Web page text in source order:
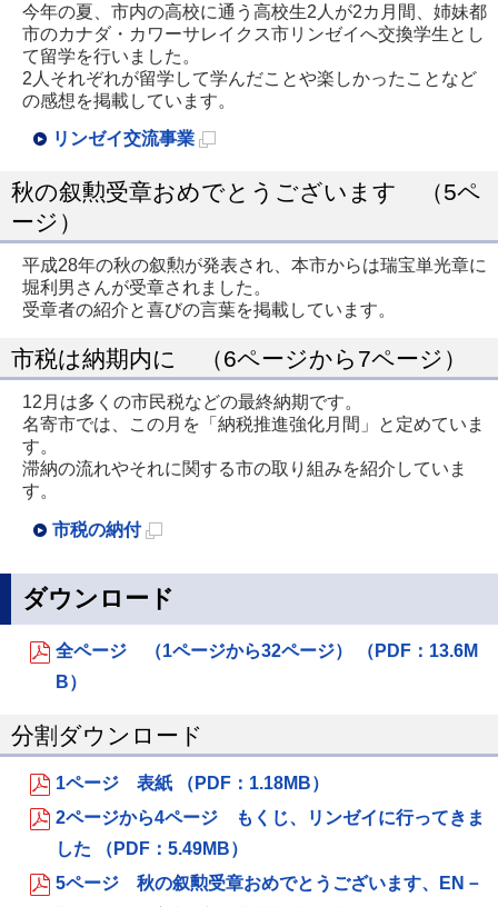
今年の夏、市内の高校に通う高校生2人が2カ月間、姉妹都
市のカナダ・カワーサレイクス市リンゼイへ交換学生とし
て留学を行いました。
2人それぞれが留学して学んだことや楽しかったことなど
の感想を掲載しています。
リンゼイ交流事業
規
ー
ジ
で
き
ま
秋の叙勲受章おめでとうございます （5ペ
ージ）
平成28年の秋の叙勲が発表され、本市からは瑞宝単光章に
堀利男さんが受章されました。
受章者の紹介と喜びの言葉を掲載しています。
市税は納期内に （6ページから7ページ）
12月は多くの市民税などの最終納期です。
名寄市では、この月を「納税推進強化月間」と定めていま
す。
滞納の流れやそれに関する市の取り組みを紹介していま
す。
市税の納付
規
ー
開
き
ダウンロード
全ページ （1ページから32ページ） （PDF：13.6M
B）
分割ダウンロード
1ページ 表紙 （PDF：1.18MB）
2ページから4ページ もくじ、リンゼイに行ってきま
した （PDF：5.49MB）
5ページ 秋の叙勲受章おめでとうございます、EN－